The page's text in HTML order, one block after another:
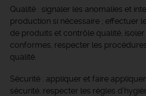
Qualité : signaler les anomalies et
production si nécessaire ; effectuer
de produits et contrôle qualité,
conformes, respecter les
qualité.
Sécurité : appliquer et faire
sécurité, respecter les règles